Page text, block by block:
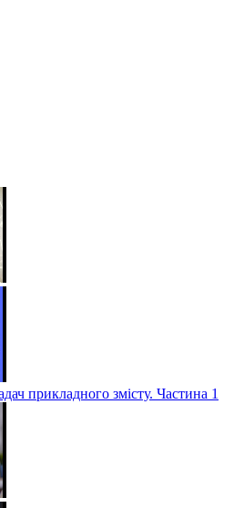
прикладного змісту. Частина 1